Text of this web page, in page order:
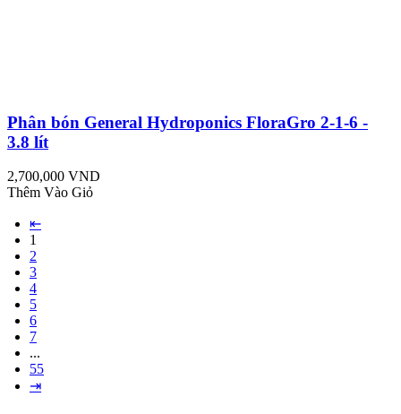
Phân bón General Hydroponics FloraGro 2-1-6 -
3.8 lít
2,700,000 VND
Thêm Vào Giỏ
⇤
1
2
3
4
5
6
7
...
55
⇥